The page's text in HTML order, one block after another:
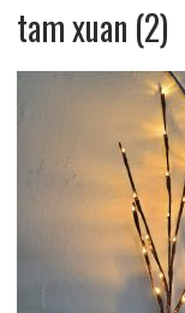
tam xuan (2)